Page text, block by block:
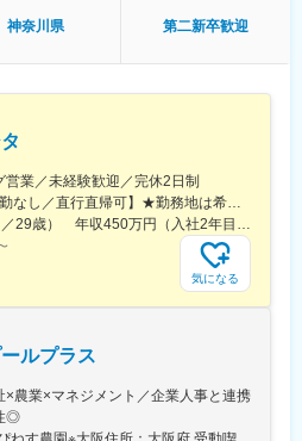
基づいた学びの場が充分にあります＞
、制度の理解を深める他業務の振り返
開催し、社長によるミッションレクチ
す。
いOJTと相談しやすい環境で成長をサ
を実施
少なくして生産性を上げる方針のた
風です。
等は無く、全員がフラットな立場で意
ご自分の考えや意見を発することや、
務にも挑戦が出来る環境です。
神奈川県 第二新卒歓迎
業／未経験歓迎／完休2日制
気になる
ルプラス
×農業×マネジメント／企業人事と連携
◎